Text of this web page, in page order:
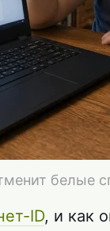
белые
ID, и как